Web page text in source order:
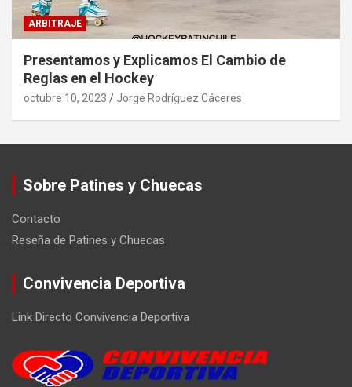
ARBITRAJE
Presentamos y Explicamos El Cambio de
Reglas en el Hockey
octubre 10, 2023 Jorge Rodríguez Cáceres
Sobre Patines y Chuecas
Contacto
Reseña de Patines y Chuecas
Convivencia Deportiva
Link Directo Convivencia Deportiva